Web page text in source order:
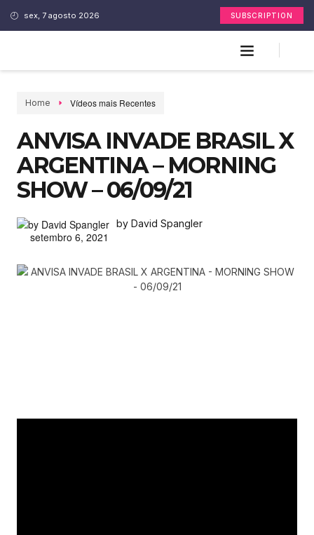
sex, 7 agosto 2026 SUBSCRIPTION
Home Vídeos mais Recentes
ANVISA INVADE BRASIL X
ARGENTINA – MORNING
SHOW – 06/09/21
by David Spangler
setembro 6, 2021